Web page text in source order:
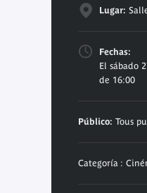
Lugar:
Fechas:
El sábado
de 16:00
Público: Tous
Categoría :